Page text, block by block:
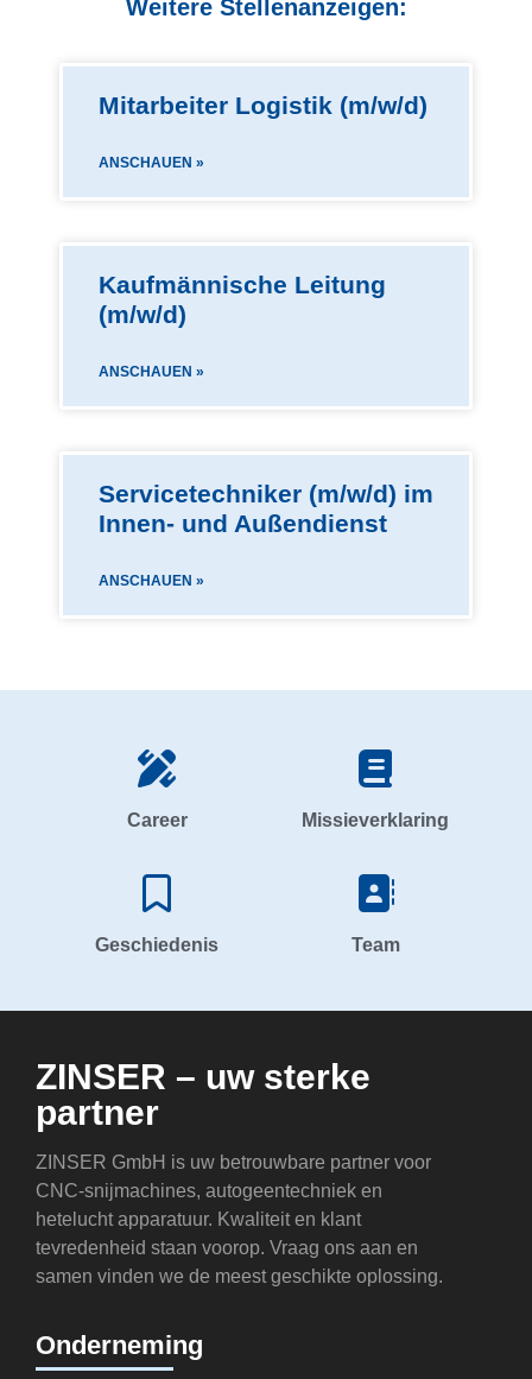
Weitere Stellenanzeigen:
Mitarbeiter Logistik (m/w/d)
ANSCHAUEN »
Kaufmännische Leitung
(m/w/d)
ANSCHAUEN »
Servicetechniker (m/w/d) im
Innen- und Außendienst
ANSCHAUEN »
Career Missieverklaring
Geschiedenis Team
ZINSER – uw sterke
partner
ZINSER GmbH is uw betrouwbare partner voor
CNC-snijmachines, autogeentechniek en
hetelucht apparatuur. Kwaliteit en klant
tevredenheid staan voorop. Vraag ons aan en
samen vinden we de meest geschikte oplossing.
Onderneming